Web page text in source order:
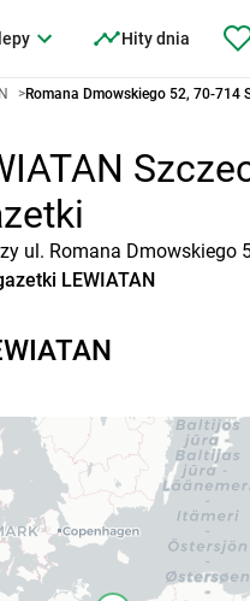
Hity dnia
>Romana Dmowskiego 52, 70-714
ul. Romana
LEWIATAN